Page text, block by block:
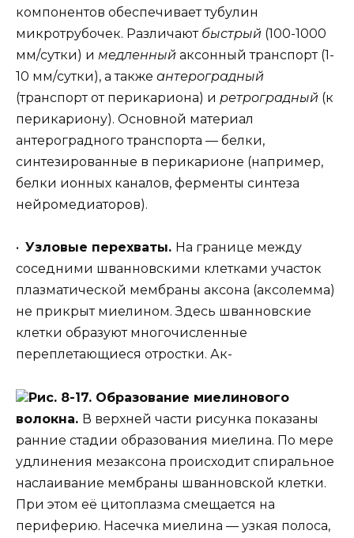
компонентов обеспечивает тубулин
микротрубочек. Различают быстрый (100-1000
мм/сутки) и медленный аксонный транспорт (1-
10 мм/сутки), а также антероградный
(транспорт от перикариона) и ретроградный (к
перикариону). Основной материал
антероградного транспорта — белки,
синтезированные в перикарионе (например,
белки ионных каналов, ферменты синтеза
нейромедиаторов).
• Узловые перехваты. На границе между
соседними шванновскими клетками участок
плазматической мембраны аксона (аксолемма)
не прикрыт миелином. Здесь шванновские
клетки образуют многочисленные
переплетающиеся отростки. Ак-
Рис. 8-17. Образование миелинового
волокна. В верхней части рисунка показаны
ранние стадии образования миелина. По мере
удлинения мезаксона происходит спиральное
наслаивание мембраны шванновской клетки.
При этом её цитоплазма смещается на
периферию. Насечка миелина — узкая полоса,